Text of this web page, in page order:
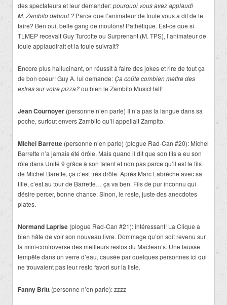
des spectateurs et leur demander:pourquoi vous avez applaudi
M. Zambitodebout ? Parce que l’animateur de foule vous a dit de le
faire? Ben oui, belle gang de moutons! Pathétique. Est-ce que si
TLMEP recevait Guy Turcotte ou Surprenant (M. TPS), l’animateur de
foule applaudirait et la foule suivrait?
Encore plus hallucinant, on réussit à faire des jokes et rire de tout ça
de bon coeur! Guy A. lui demande:Ça coûte combien mettre des
extras sur votre pizza?ou bien le Zambito MusicHall!
Jean Cournoyer (personne n’en parle) Il n’a pas la langue dans sa
poche, surtout envers Zambito qu’il appellait Zampito.
Michel Barrette (personne n’en parle) (plogue Rad-Can #20): Michel
Barrette n’a jamais été drôle. Mais quand il dit que son fils a eu son
rôle dans Unité 9 grâce à son talent et non pas parce qu’il est le fils
de Michel Barette, ça c’est très drôle. Après Marc Labrèche avec sa
fille, c’est au tour de Barrette… ça va ben. Fils de pur inconnu qui
désire percer, bonne chance. Sinon, le reste, juste des anecdotes
plates.
Normand Laprise (plogue Rad-Can #21): intéressant! La Clique a
bien hâte de voir son nouveau livre. Dommage qu’on soit revenu sur
la mini-controverse des meilleurs restos du Maclean’s. Une fausse
tempête dans un verre d’eau, causée par quelques personnes ici qui
ne trouvaient pas leur resto favori sur la liste.
Fanny Britt (personne n’en parle): zzzz